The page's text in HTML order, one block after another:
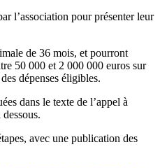
l’association pour présenter leur
de 36 mois, et pourront
50 000 et 2 000 000 euros sur
dépenses éligibles.
dans le texte de l’appel à
avec une publication des